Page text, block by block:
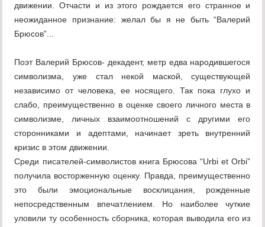
движении. Отчасти и из этого рождается его странное и
неожиданное признание: желал бы я не быть “Валерий
Брюсов”...
Поэт Валерий Брюсов- декадент, метр едва народившегося
символизма, уже стал некой маской, существующей
независимо от человека, ее носящего. Так пока глухо и
слабо, преимущественно в оценке своего личного места в
символизме, личных взаимоотношений с другими его
сторонниками и адептами, начинает зреть внутренний
кризис в этом движении.
Среди писателей-символистов книга Брюсова “Urbi et Orbi”
получила восторженную оценку. Правда, преимущественно
это были эмоциональные восклицания, рожденные
непосредственным впечатлением. Но наиболее чуткие
уловили ту особенность сборника, которая выводила его из